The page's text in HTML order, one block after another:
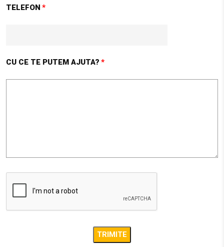
Str. Mihai Viteazul, nr 17
UNIVERSAL CONSTRUCT MARKET ( UCM )
TI, JUD. MURE?
TELEFON
CU CE TE PUTEM AJUTA?